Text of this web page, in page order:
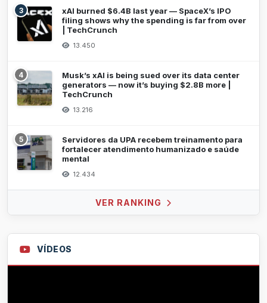
3
xAI burned $6.4B last year — SpaceX’s IPO
filing shows why the spending is far from over
| TechCrunch
13.450
4
Musk’s xAI is being sued over its data center
generators — now it’s buying $2.8B more |
TechCrunch
13.216
5
Servidores da UPA recebem treinamento para
fortalecer atendimento humanizado e saúde
mental
12.434
VER RANKING
VÍDEOS